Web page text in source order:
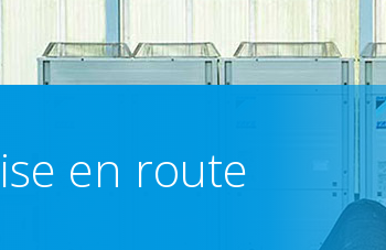
en route